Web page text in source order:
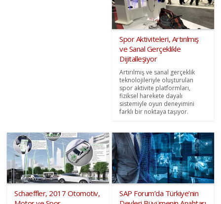
Spor Aktiviteleri, Artırılmış
ve Sanal Gerçeklikle
Dijitalleşiyor
Artırılmış ve sanal gerçeklik
teknolojileriyle oluşturulan
spor aktivite platformları,
fiziksel harekete dayalı
sistemiyle oyun deneyimini
farklı bir noktaya taşıyor.
Schaeffler, 2017 Otomotiv,
SAP Forum’da Türkiye’nin